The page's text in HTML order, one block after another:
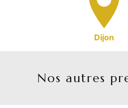
Dijon
Nos autres